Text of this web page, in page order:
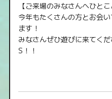
【ご来場のみなさんへひとこ
今年もたくさんの方とお会
ます！
みなさんぜひ遊びに来てく
S！！